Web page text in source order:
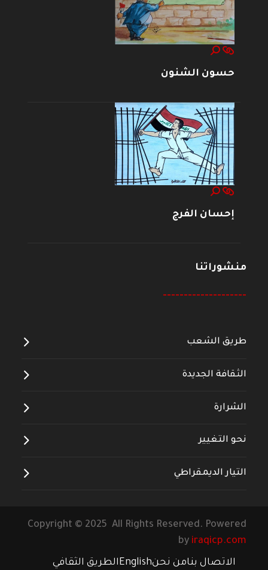
حسون الشنون
إحسان الفرج
منشوراتنا
--------------------
طريق الشعب
الثقافة الجديدة
الشرارة
نحو التغيير
التيار الديمقراطي
Copyright © 2025 All Rights Reserved. Powered
by iraqicp.com
الاتصال بنامن نحنEnglishالطريق الثقافي